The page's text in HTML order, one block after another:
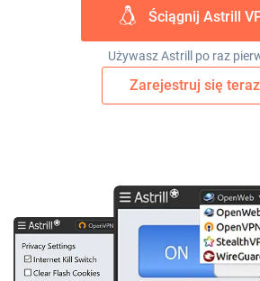
Ściągnij Astrill
Używasz Astrill po raz
Zarejestruj się teraz